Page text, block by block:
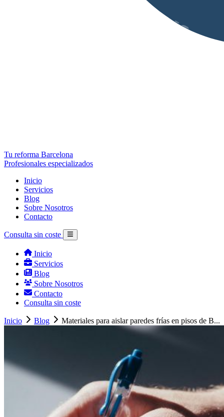
Tu reforma Barcelona
Profesionales especializados
Inicio
Servicios
Blog
Sobre Nosotros
Contacto
Consulta sin coste
Inicio
Servicios
Blog
Sobre Nosotros
Contacto
Consulta sin coste
Inicio Blog Materiales para aislar paredes frías en pisos de B...